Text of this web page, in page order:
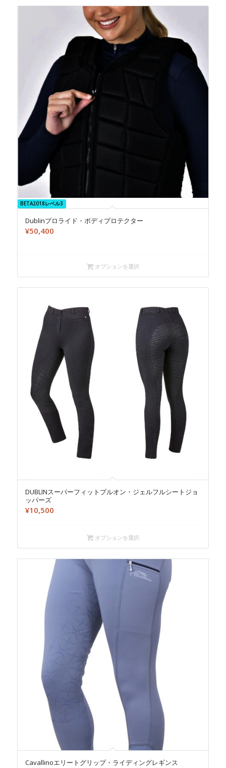
BETA2018レベル3
Dublinプロライド・ボディプロテクター
¥50,400
オプションを選択
DUBLINスーパーフィットプルオン・ジェルフルシートジョ
ッパーズ
¥10,500
オプションを選択
Cavallinoエリートグリップ・ライディングレギンス